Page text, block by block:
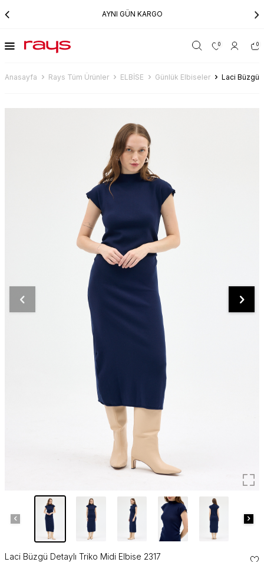
AYNI GÜN KARGO
0 0
Anasayfa Rays Tüm Ürünler ELBİSE Günlük Elbiseler Laci Büzgü
Laci Büzgü Detaylı Triko Midi Elbise 2317